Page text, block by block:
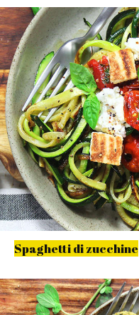
Spaghetti di zucchine